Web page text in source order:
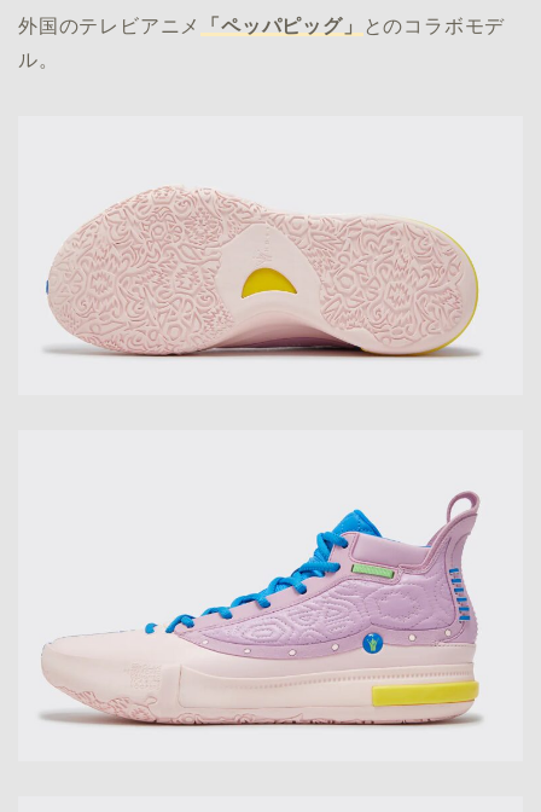
外国のテレビアニメ 「ペッパピッグ」
とのコラボモデ
ル。